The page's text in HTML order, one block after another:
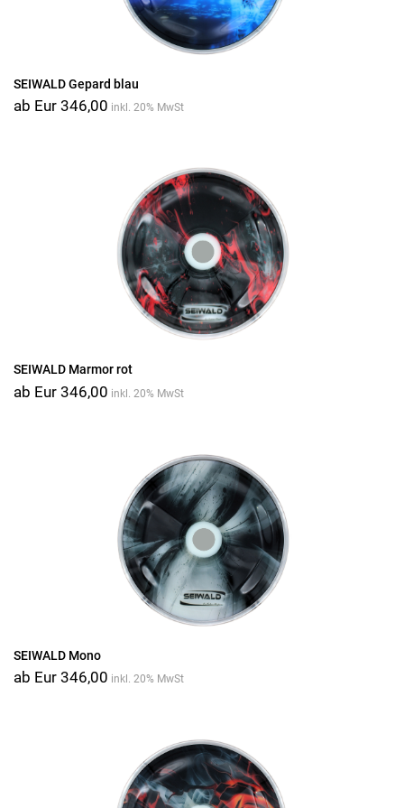
SEIWALD Gepard blau
ab Eur 346,00 inkl. 20% MwSt
SEIWALD Marmor rot
ab Eur 346,00 inkl. 20% MwSt
SEIWALD Mono
ab Eur 346,00 inkl. 20% MwSt